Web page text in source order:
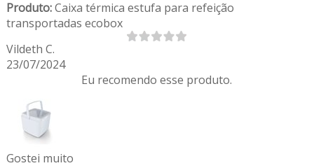
Produto:Caixa térmica estufa para refeição
transportadas ecobox
Vildeth C.
23/07/2024
Eu recomendo esse produto.
Gostei muito